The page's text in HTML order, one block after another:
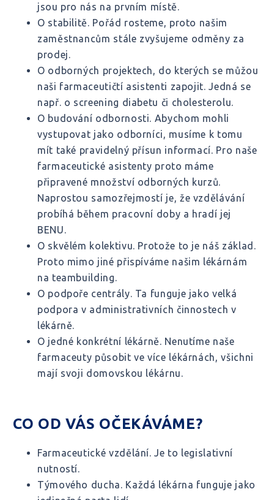
jsou pro nás na prvním místě.
O stabilitě. Pořád rosteme, proto našim
zaměstnancům stále zvyšujeme odměny za
prodej.
O odborných projektech, do kterých se můžou
naši farmaceutičtí asistenti zapojit. Jedná se
např. o screening diabetu či cholesterolu.
O budování odbornosti. Abychom mohli
vystupovat jako odborníci, musíme k tomu
mít také pravidelný přísun informací. Pro naše
farmaceutické asistenty proto máme
připravené množství odborných kurzů.
Naprostou samozřejmostí je, že vzdělávání
probíhá během pracovní doby a hradí jej
BENU.
O skvělém kolektivu. Protože to je náš základ.
Proto mimo jiné přispíváme našim lékárnám
na teambuilding.
O podpoře centrály. Ta funguje jako velká
podpora v administrativních činnostech v
lékárně.
O jedné konkrétní lékárně. Nenutíme naše
farmaceuty působit ve více lékárnách, všichni
mají svoji domovskou lékárnu.
CO OD VÁS OČEKÁVÁME?
Farmaceutické vzdělání. Je to legislativní
nutností.
Týmového ducha. Každá lékárna funguje jako